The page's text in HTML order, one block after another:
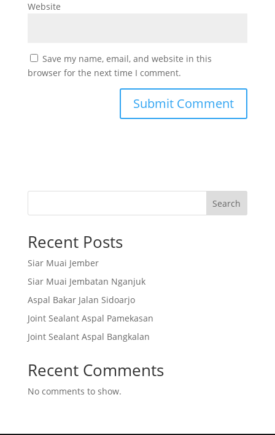
Website
Save my name, email, and website in this
browser for the next time I comment.
Search
Recent Posts
Siar Muai Jember
Siar Muai Jembatan Nganjuk
Aspal Bakar Jalan Sidoarjo
Joint Sealant Aspal Pamekasan
Joint Sealant Aspal Bangkalan
Recent Comments
No comments to show.